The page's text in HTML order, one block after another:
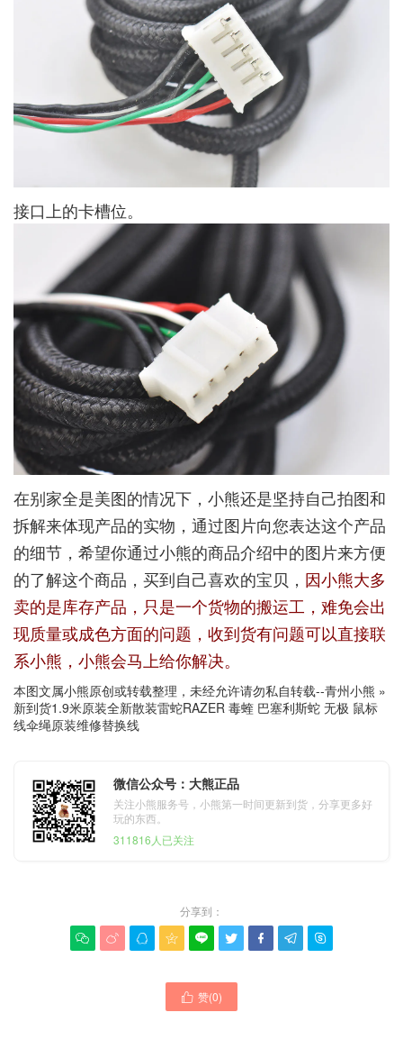
接口上的卡槽位。
在别家全是美图的情况下，小熊还是坚持自己拍图和
拆解来体现产品的实物，通过图片向您表达这个产品
的细节，希望你通过小熊的商品介绍中的图片来方便
的了解这个商品，买到自己喜欢的宝贝， 因小熊大多
卖的是库存产品，只是一个货物的搬运工，难免会出
现质量或成色方面的问题，收到货有问题可以直接联
系小熊，小熊会马上给你解决。
本图文属小熊原创或转载整理，未经允许请勿私自转载--青州小熊 »
新到货1.9米原装全新散装雷蛇RAZER 毒蝰 巴塞利斯蛇 无极 鼠标
线伞绳原装维修替换线
微信公众号：大熊正品
关注小熊服务号，小熊第一时间更新到货，分享更多好
玩的东西。
311816人已关注
分享到：
        
 赞(0)